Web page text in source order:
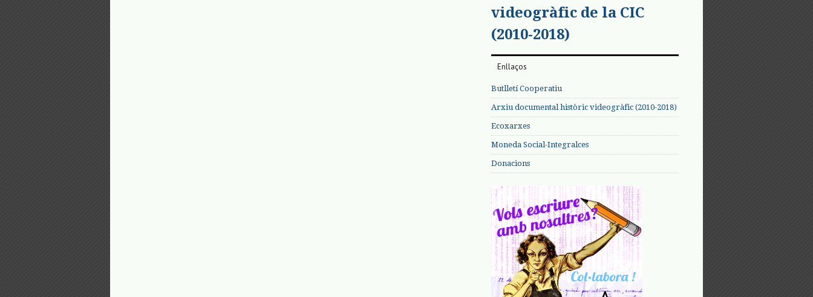
videogràfic de la CIC
(2010-2018)
Enllaços
Butlletí Cooperatiu
Arxiu documental històric videogràfic (2010-2018)
Ecoxarxes
Moneda Social-Integralces
Donacions